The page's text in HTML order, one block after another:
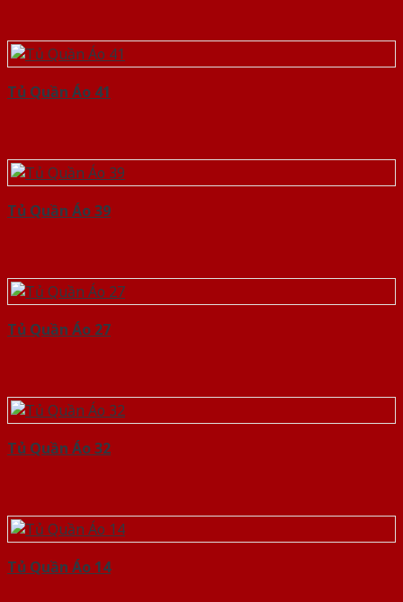
Tủ Quần Áo 41
Tủ Quần Áo 39
Tủ Quần Áo 27
Tủ Quần Áo 32
Tủ Quần Áo 14